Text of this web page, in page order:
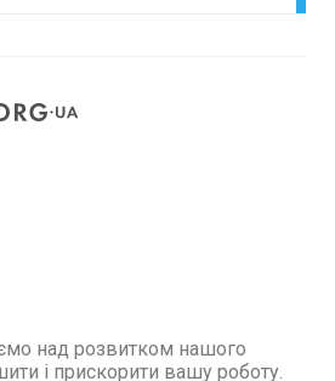
над розвитком нашого
і прискорити вашу роботу.